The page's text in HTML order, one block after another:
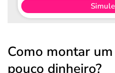
Como montar
pouco dinheiro?